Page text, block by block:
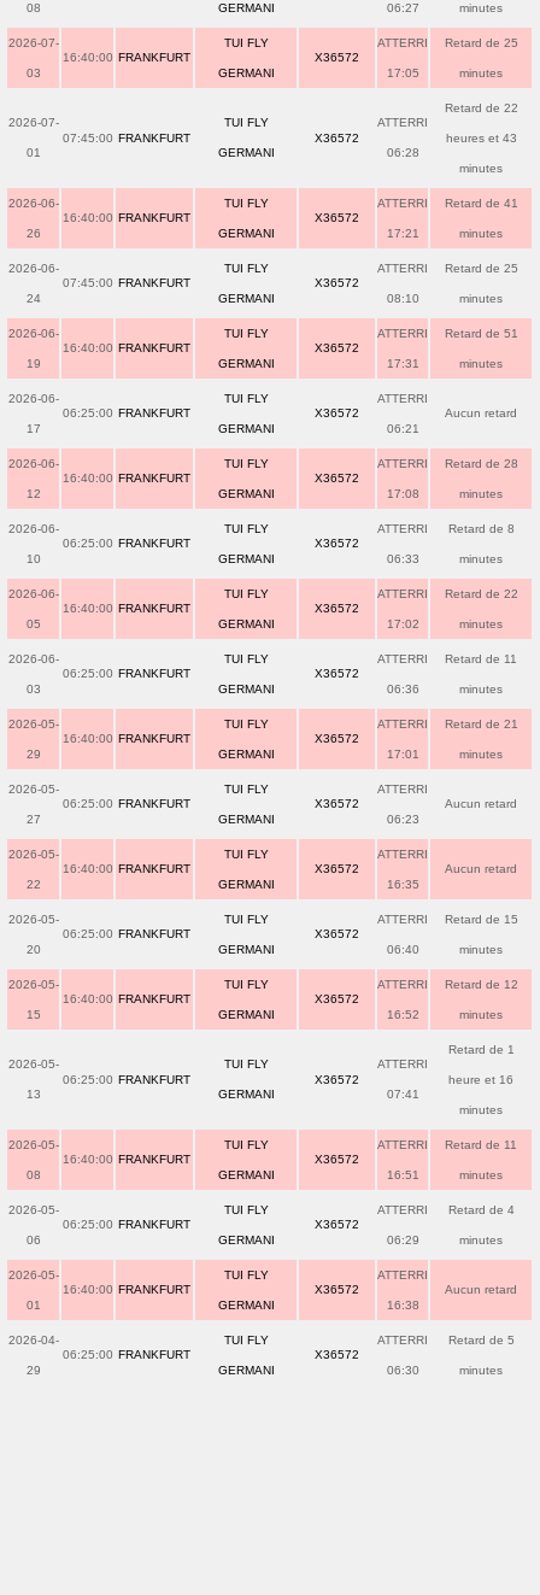
08 GERMANI 06:27 minutes
2026-07-
03
16:40:00 FRANKFURT
TUI FLY
GERMANI
X36572
ATTERRI
17:05
Retard de 25
minutes
2026-07-
01
07:45:00 FRANKFURT
TUI FLY
GERMANI
X36572
ATTERRI
06:28
Retard de 22
heures et 43
minutes
2026-06-
26
16:40:00 FRANKFURT
TUI FLY
GERMANI
X36572
ATTERRI
17:21
Retard de 41
minutes
2026-06-
24
07:45:00 FRANKFURT
TUI FLY
GERMANI
X36572
ATTERRI
08:10
Retard de 25
minutes
2026-06-
19
16:40:00 FRANKFURT
TUI FLY
GERMANI
X36572
ATTERRI
17:31
Retard de 51
minutes
2026-06-
17
06:25:00 FRANKFURT
TUI FLY
GERMANI
X36572
ATTERRI
06:21
Aucun retard
2026-06-
12
16:40:00 FRANKFURT
TUI FLY
GERMANI
X36572
ATTERRI
17:08
Retard de 28
minutes
2026-06-
10
06:25:00 FRANKFURT
TUI FLY
GERMANI
X36572
ATTERRI
06:33
Retard de 8
minutes
2026-06-
05
16:40:00 FRANKFURT
TUI FLY
GERMANI
X36572
ATTERRI
17:02
Retard de 22
minutes
2026-06-
03
06:25:00 FRANKFURT
TUI FLY
GERMANI
X36572
ATTERRI
06:36
Retard de 11
minutes
2026-05-
29
16:40:00 FRANKFURT
TUI FLY
GERMANI
X36572
ATTERRI
17:01
Retard de 21
minutes
2026-05-
27
06:25:00 FRANKFURT
TUI FLY
GERMANI
X36572
ATTERRI
06:23
Aucun retard
2026-05-
22
16:40:00 FRANKFURT
TUI FLY
GERMANI
X36572
ATTERRI
16:35
Aucun retard
2026-05-
20
06:25:00 FRANKFURT
TUI FLY
GERMANI
X36572
ATTERRI
06:40
Retard de 15
minutes
2026-05-
15
16:40:00 FRANKFURT
TUI FLY
GERMANI
X36572
ATTERRI
16:52
Retard de 12
minutes
2026-05-
13
06:25:00 FRANKFURT
TUI FLY
GERMANI
X36572
ATTERRI
07:41
Retard de 1
heure et 16
minutes
2026-05-
08
16:40:00 FRANKFURT
TUI FLY
GERMANI
X36572
ATTERRI
16:51
Retard de 11
minutes
2026-05-
06
06:25:00 FRANKFURT
TUI FLY
GERMANI
X36572
ATTERRI
06:29
Retard de 4
minutes
2026-05-
01
16:40:00 FRANKFURT
TUI FLY
GERMANI
X36572
ATTERRI
16:38
Aucun retard
2026-04-
29
06:25:00 FRANKFURT
TUI FLY
GERMANI
X36572
ATTERRI
06:30
Retard de 5
minutes